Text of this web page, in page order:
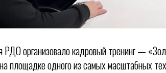
РДО организовало кадровый тренинг —
площадке одного из самых масштабных